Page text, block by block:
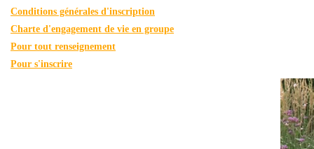
Conditions générales d'inscription
Charte d'engagement de vie en groupe
Pour tout renseignement
Pour s'inscrire